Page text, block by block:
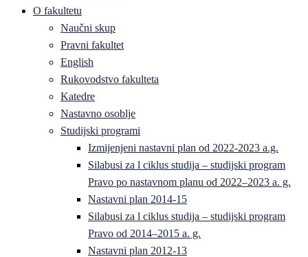
O fakultetu
Naučni skup
Pravni fakultet
English
Rukovodstvo fakulteta
Katedre
Nastavno osoblje
Studijski programi
Izmijenjeni nastavni plan od 2022-2023 a.g.
Silabusi za l ciklus studija – studijski program
Pravo po nastavnom planu od 2022–2023 a. g.
Nastavni plan 2014-15
Silabusi za l ciklus studija – studijski program
Pravo od 2014–2015 a. g.
Nastavni plan 2012-13